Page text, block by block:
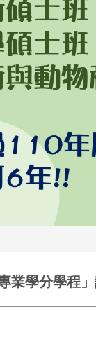
業學分學程